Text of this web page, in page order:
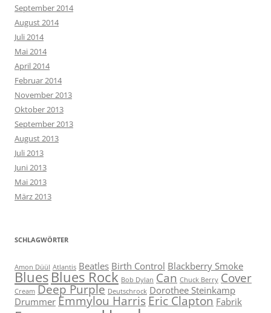
September 2014
August 2014
Juli 2014
Mai 2014
April 2014
Februar 2014
November 2013
Oktober 2013
September 2013
August 2013
Juli 2013
Juni 2013
Mai 2013
März 2013
SCHLAGWÖRTER
Amon Düül Atlantis Beatles Birth Control Blackberry Smoke
BluesBlues Rock Bob Dylan Can Chuck Berry Cover
Cream Deep Purple Deutschrock Dorothee Steinkamp
Drummer Emmylou Harris Eric Clapton Fabrik